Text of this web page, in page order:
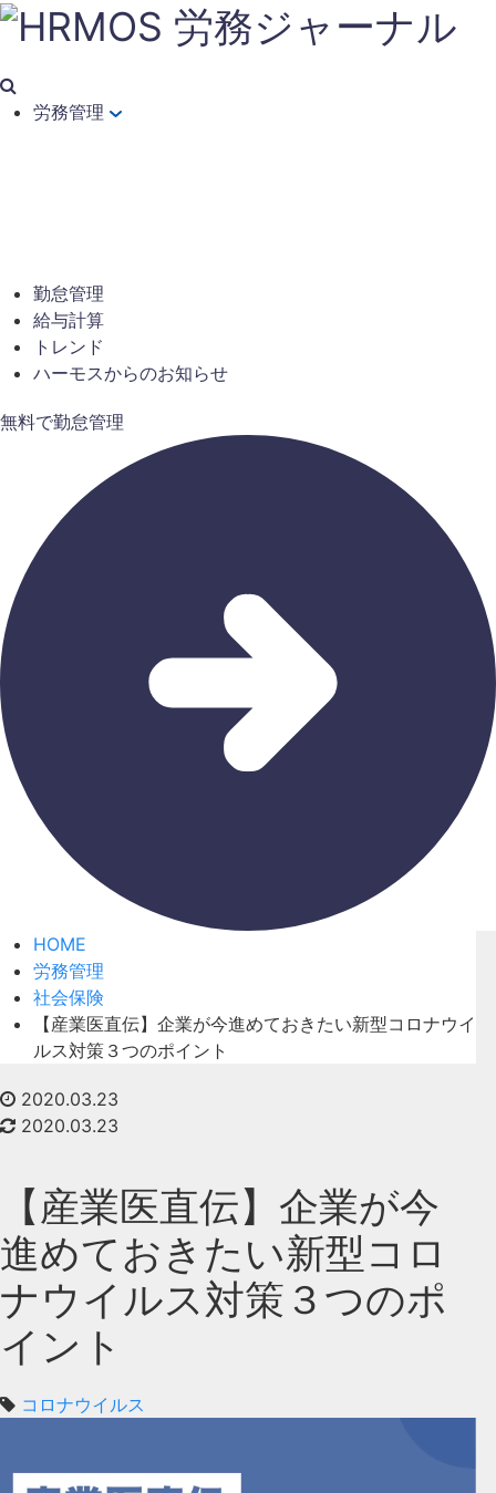
労務管理
勤怠管理
給与計算
トレンド
ハーモスからのお知らせ
無料で勤怠管理
HOME
労務管理
社会保険
【産業医直伝】企業が今進めておきたい新型コロナウイ
ルス対策３つのポイント
2020.03.23
2020.03.23
【産業医直伝】企業が今
進めておきたい新型コロ
ナウイルス対策３つのポ
イント
コロナウイルス